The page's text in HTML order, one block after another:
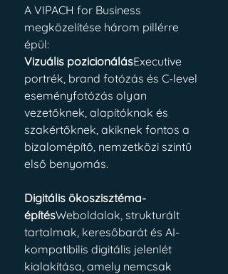
A VIPACH for Business
megközelítése három pillérre
épül:
Vizuális pozicionálásExecutive
portrék, brand fotózás és C-level
eseményfotózás olyan
vezetőknek, alapítóknak és
szakértőknek, akiknek fontos a
bizalomépítő, nemzetközi szintű
első benyomás.
Digitális ökoszisztéma-
építésWeboldalak, strukturált
tartalmak, keresőbarát és AI-
kompatibilis digitális jelenlét
kialakítása, amely nemcsak